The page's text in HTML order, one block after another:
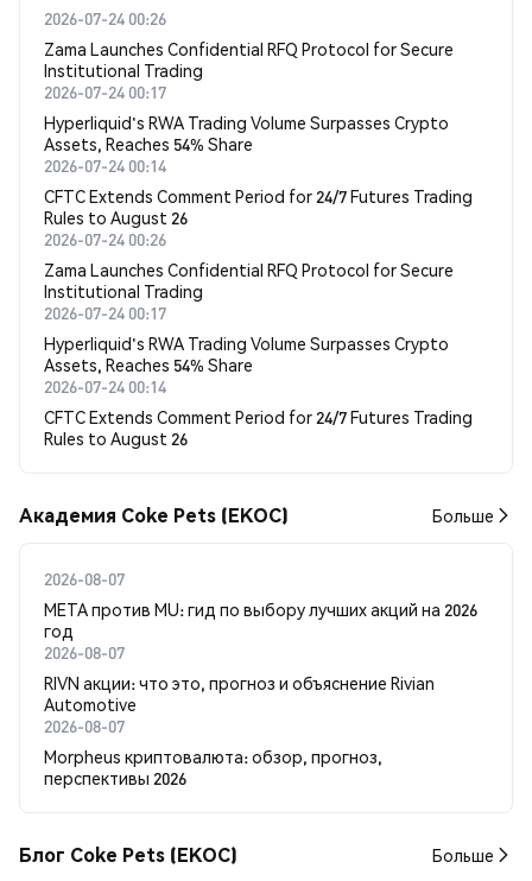
2026-07-24 00:26
Zama Launches Confidential RFQ Protocol for Secure
Institutional Trading
2026-07-24 00:17
Hyperliquid's RWA Trading Volume Surpasses Crypto
Assets, Reaches 54% Share
2026-07-24 00:14
CFTC Extends Comment Period for 24/7 Futures Trading
Rules to August 26
2026-07-24 00:26
Zama Launches Confidential RFQ Protocol for Secure
Institutional Trading
2026-07-24 00:17
Hyperliquid's RWA Trading Volume Surpasses Crypto
Assets, Reaches 54% Share
2026-07-24 00:14
CFTC Extends Comment Period for 24/7 Futures Trading
Rules to August 26
Академия Coke Pets (EKOC) Больше
2026-08-07
META против MU: гид по выбору лучших акций на 2026
год
2026-08-07
RIVN акции: что это, прогноз и объяснение Rivian
Automotive
2026-08-07
Morpheus криптовалюта: обзор, прогноз,
перспективы 2026
Блог Coke Pets (EKOC) Больше